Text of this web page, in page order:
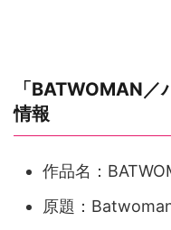
「BATWOMAN
情報
作品名：
原題：